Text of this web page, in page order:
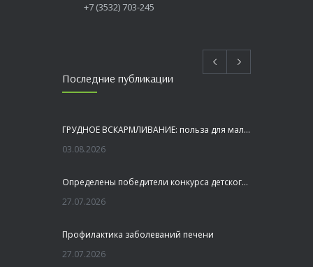
+7 (3532) 703-245
Последние публикации
ГРУДНОЕ ВСКАРМЛИВАНИЕ: польза для малыша и мамы
03.08.2026
Определены победители конкурса детского рисунка «Я шагаю по Оренбуржью»
27.07.2026
Профилактика заболеваний печени
27.07.2026